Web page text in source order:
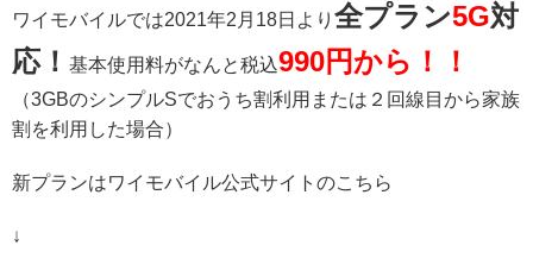
ワイモバイルでは2021年2月18日より 全プラン5G対
応！ 基本使用料がなんと税込990円から！！
（3GBのシンプルSでおうち割利用または２回線目から家族
割を利用した場合）
新プランはワイモバイル公式サイトのこちら
↓